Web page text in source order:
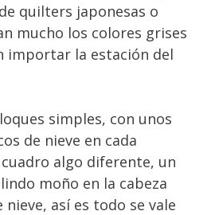
quilters japonesas o
mucho los colores grises
importar la estación del
simples, con unos
de nieve en cada
algo diferente, un
moño en la cabeza
nieve, así es todo se vale